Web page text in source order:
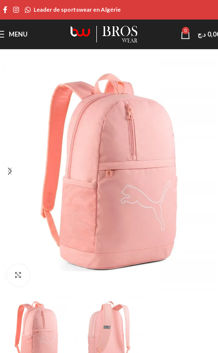
Leader de sportswear en Algérie
MENU 0 د.ج